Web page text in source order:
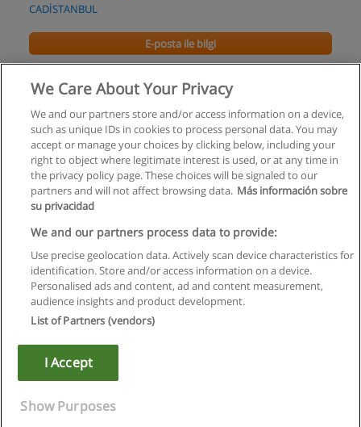
CADİSTANBUL
E-posta ile bilgi
Mimarlık Doktora Programı
Beykent Üniversitesi - Şişli-Ayazağa Yerleşkesi
E-posta ile bilgi
Kullanım koşulları
Gizlilik politikası
İletişim Educaedu
Copyright © Educaedu Business S.L. - CIF : B-95610580: -
We Care About Your Privacy
We and our partners store and/or access information on a device,
such as unique IDs in cookies to process personal data. You may
accept or manage your choices by clicking below, including your
right to object where legitimate interest is used, or at any time in
the privacy policy page. These choices will be signaled to our
partners and will not affect browsing data. Más información sobre
su privacidad
We and our partners process data to provide:
Use precise geolocation data. Actively scan device characteristics for
identification. Store and/or access information on a device.
Personalised ads and content, ad and content measurement,
audience insights and product development.
List of Partners (vendors)
I Accept
Show Purposes